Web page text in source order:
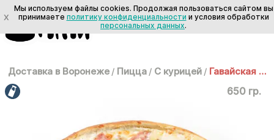
Доставка в Воронеже / Пицца / С курицей / Гавайская 30 см
650 гр.
X
Мы используем файлы cookies. Продолжая пользоваться сайтом вы
принимаете политику конфиденциальности и условия обработки
персональных данных.